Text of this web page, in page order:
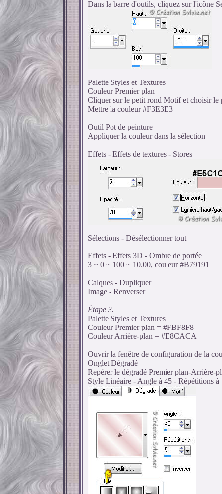
Dans la barre d'outils, cliquez sur l'icône
Palette Styles et Textures
Couleur Premier plan
Cliquer sur le petit rond Motif et choisir le
Mettre la couleur #F3E3E3
Outil Pot de peinture
Appliquer la couleur dans la sélection
Effets - Effets de textures - Stores
Sélections - Désélectionner tout
Effets - Effets 3D - Ombre de portée
3 ~ 0 ~ 100 ~ 10.00, couleur #B79191
Calques - Dupliquer
Image - Renverser
Étape 3.
Palette Styles et Textures
Couleur Premier plan = #FBF8F8
Couleur Arrière-plan = #E8CACA
Ouvrir la fenêtre de configuration de la
Onglet Dégradé
Repérer le dégradé Premier plan-Arrière-
Style Linéaire - Angle à 45 - Répétitions à